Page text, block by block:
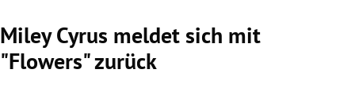
Miley Cyrus meldet sich mit
"Flowers" zurück